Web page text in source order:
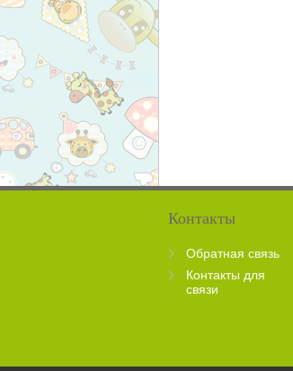
Контакты
Обратная связь
Контакты для
связи